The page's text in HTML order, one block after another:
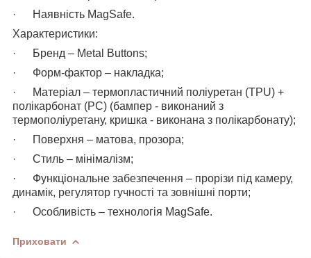
· Наявність MagSafe.
Характеристики:
· Бренд – Metal Buttons;
· Форм-фактор – накладка;
· Матеріал – термопластичний поліуретан (TPU) +
полікарбонат (PC) (бампер - виконаний з
термополіуретану, кришка - виконана з полікарбонату);
· Поверхня – матова, прозора;
· Стиль – мінімалізм;
· Функціональне забезпечення – прорізи під камеру,
динамік, регулятор гучності та зовнішні порти;
· Особливість – технологія MagSafe.
Приховати